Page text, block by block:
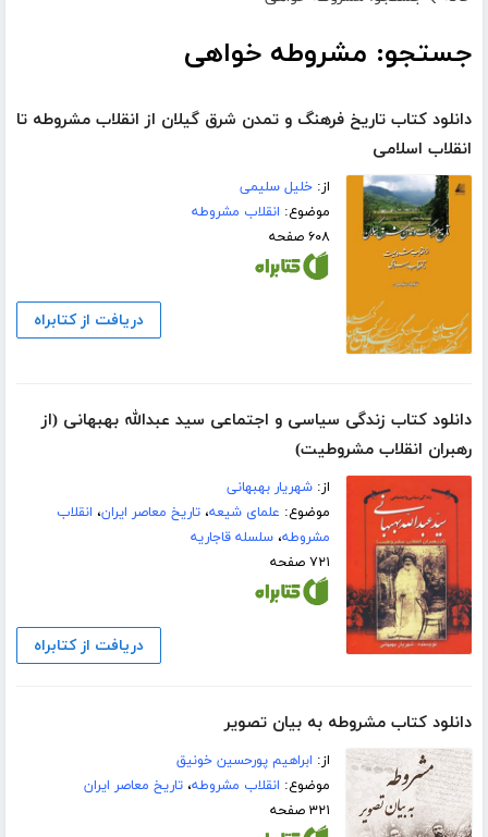
جستجو: مشروطه خواهی
دانلود کتاب تاریخ فرهنگ و تمدن شرق گیلان از انقلاب مشروطه تا
انقلاب اسلامی
از:خلیل سلیمی
موضوع: انقلاب مشروطه
۶۰۸ صفحه
دریافت از کتابراه
دانلود کتاب زندگی سیاسی و اجتماعی سید عبدالله بهبهانی (از
رهبران انقلاب مشروطیت)
از:شهریار بهبهانی
موضوع: علمای شیعه،تاریخ معاصر ایران، انقلاب
مشروطه،سلسله قاجاریه
۷۲۱ صفحه
دریافت از کتابراه
دانلود کتاب مشروطه به بیان تصویر
از: ابراهیم پورحسین خونیق
موضوع: انقلاب مشروطه،تاریخ معاصر ایران
۳۲۱ صفحه